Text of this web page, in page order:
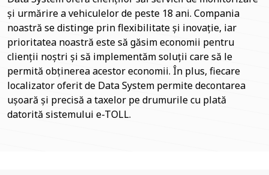
și urmărire a vehiculelor de peste 18 ani. Compania
noastră se distinge prin flexibilitate și inovație, iar
prioritatea noastră este să găsim economii pentru
clienții noștri și să implementăm soluții care să le
permită obținerea acestor economii. În plus, fiecare
localizator oferit de Data System permite decontarea
ușoară și precisă a taxelor pe drumurile cu plată
datorită sistemului e-TOLL.